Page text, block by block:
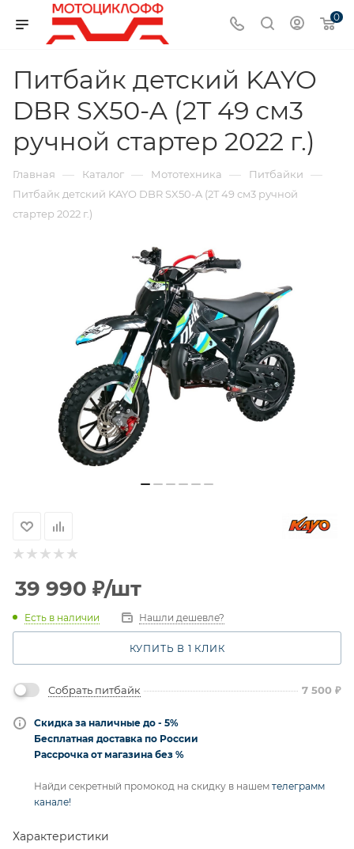
0
Питбайк детский KAYO
DBR SX50-A (2T 49 см3
ручной стартер 2022 г.)
Главная — Каталог — Мототехника — Питбайки —
Питбайк детский KAYO DBR SX50-A (2T 49 см3 ручной
стартер 2022 г.)
39 990 ₽/шт
Есть в наличии Нашли дешевле?
КУПИТЬ В 1 КЛИК
Собрать питбайк 7 500 ₽
Скидка за наличные до - 5%
Бесплатная доставка по России
Рассрочка от магазина без %
Найди секретный промокод на скидку в нашем телеграмм
канале!
Характеристики